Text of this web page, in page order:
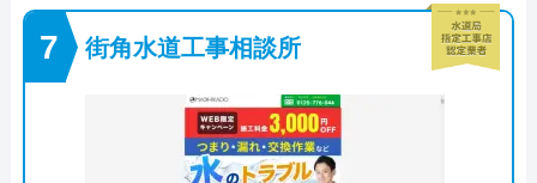
街角水道工事相談所